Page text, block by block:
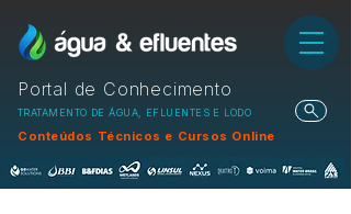
Portal de Conhecimento
TRATAMENTO DE ÁGUA, EFLUENTES E LODO
Conteúdos Técnicos e Cursos Online